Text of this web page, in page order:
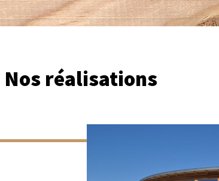
Nos réalisations